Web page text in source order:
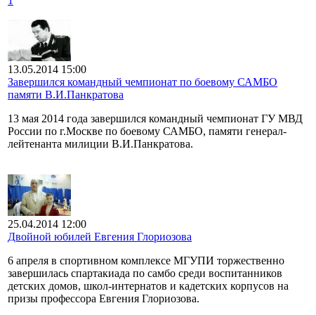
13.05.2014 15:00
Завершился командный чемпионат по боевому САМБО
памяти В.И.Панкратова
13 мая 2014 года завершился командный чемпионат ГУ МВД
России по г.Москве по боевому САМБО, памяти генерал-
лейтенанта милиции В.И.Панкратова.
25.04.2014 12:00
Двойной юбилей Евгения Глориозова
6 апреля в спортивном комплексе МГУПИ торжественно
завершилась спартакиада по самбо среди воспитанников
детских домов, школ-интернатов и кадетских корпусов на
призы профессора Евгения Глориозова.